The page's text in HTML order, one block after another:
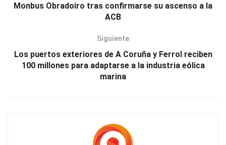
Monbus Obradoiro tras confirmarse su ascenso a la
ACB
Siguiente
Los puertos exteriores de A Coruña y Ferrol reciben
100 millones para adaptarse a la industria eólica
marina